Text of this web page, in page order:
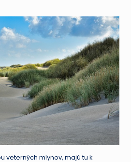
veterných mlynov, majú tu k